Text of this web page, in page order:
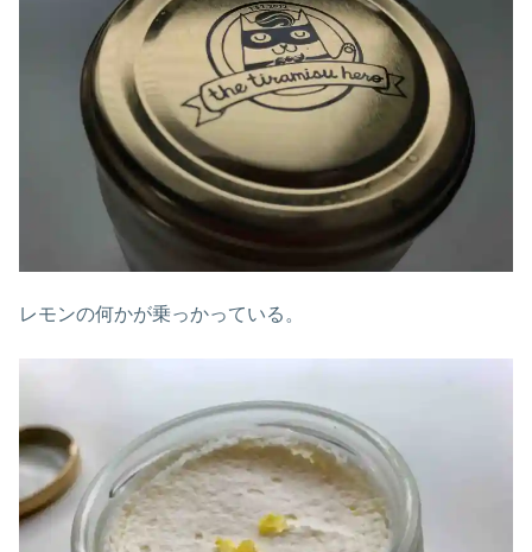
レモンの何かが乗っかっている。